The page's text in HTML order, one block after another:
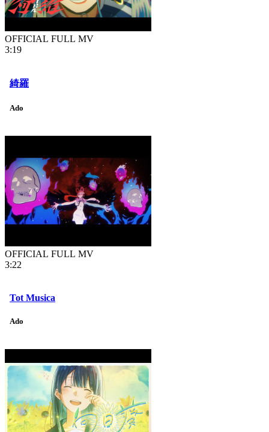
OFFICIAL FULL MV
3:19
綺羅
Ado
OFFICIAL FULL MV
3:22
Tot Musica
Ado